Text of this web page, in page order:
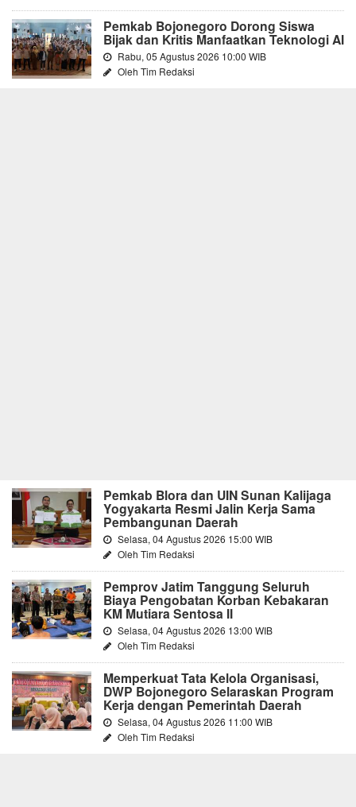
Pemkab Bojonegoro Dorong Siswa
Bijak dan Kritis Manfaatkan Teknologi AI
Rabu, 05 Agustus 2026 10:00 WIB
Oleh Tim Redaksi
Pemkab Blora dan UIN Sunan Kalijaga
Yogyakarta Resmi Jalin Kerja Sama
Pembangunan Daerah
Selasa, 04 Agustus 2026 15:00 WIB
Oleh Tim Redaksi
Pemprov Jatim Tanggung Seluruh
Biaya Pengobatan Korban Kebakaran
KM Mutiara Sentosa II
Selasa, 04 Agustus 2026 13:00 WIB
Oleh Tim Redaksi
Memperkuat Tata Kelola Organisasi,
DWP Bojonegoro Selaraskan Program
Kerja dengan Pemerintah Daerah
Selasa, 04 Agustus 2026 11:00 WIB
Oleh Tim Redaksi